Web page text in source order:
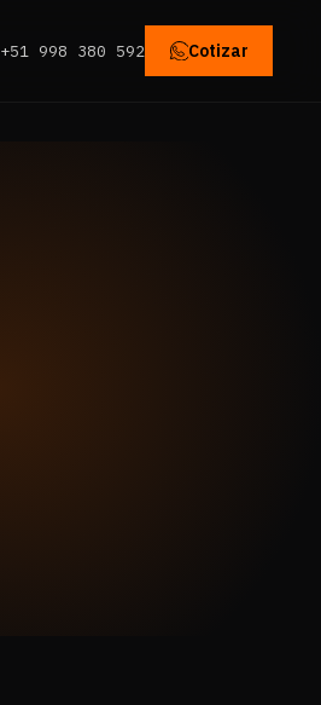
+51 998 380 592 Cotizar